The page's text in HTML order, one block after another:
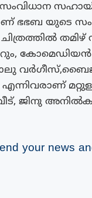
സംവിധാന
ഭഭബ യുടെ
ജിനു